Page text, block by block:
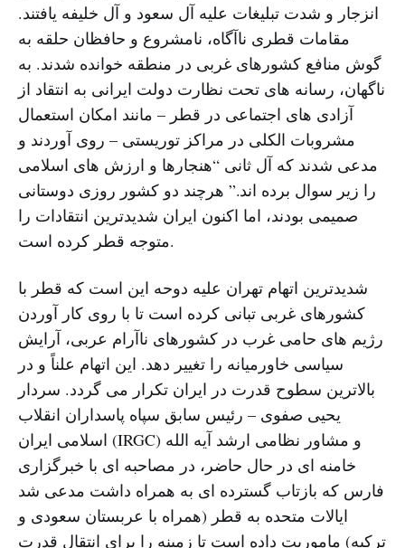
انزجار و شدت تبلیغات علیه آل سعود و آل خلیفه یافتند.
مقامات قطری ناآگاه، نامشروع و حافظان حلقه به
گوش منافع کشورهای غربی در منطقه خوانده شدند. به
ناگهان، رسانه های تحت نظارت دولت ایرانی به انتقاد از
آزادی های اجتماعی در قطر – مانند امکان استعمال
مشروبات الکلی در مراکز توریستی – روی آوردند و
مدعی شدند که آل ثانی “هنجارها و ارزش های اسلامی
را زیر سوال برده اند.” هرچند دو کشور روزی دوستانی
صمیمی بودند، اما اکنون ایران شدیدترین انتقادات را
متوجه قطر کرده است.
شدیدترین اتهام تهران علیه دوحه این است که قطر با
کشورهای غربی تبانی کرده است تا با روی کار آوردن
رژیم های حامی غرب در کشورهای ناآرام عربی، آرایش
سیاسی خاورمیانه را تغییر دهد. این اتهام علناً و در
بالاترین سطوح قدرت در ایران تکرار می گردد. سردار
یحیی صفوی – رئیس سابق سپاه پاسداران انقلاب
اسلامی ایران (IRGC) و مشاور نظامی ارشد آیه الله
خامنه ای در حال حاضر، در مصاحبه ای با خبرگزاری
فارس که بازتاب گسترده ای به همراه داشت مدعی شد
ایالات متحده به قطر (همراه با عربستان سعودی و
ترکیه) ماموریت داده است تا زمینه را برای انتقال قدرت